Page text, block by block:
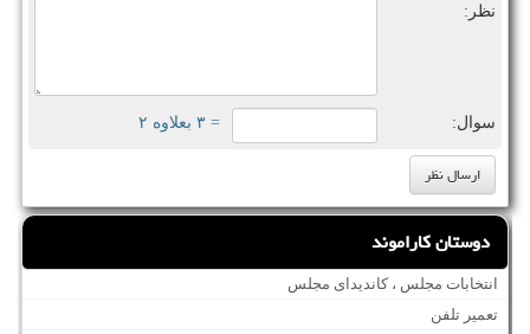
نظر:
سوال: = ۳ بعلاوه ۲
دوستان کاراموند
انتخابات مجلس ، کاندیدای مجلس
تعمیر تلفن